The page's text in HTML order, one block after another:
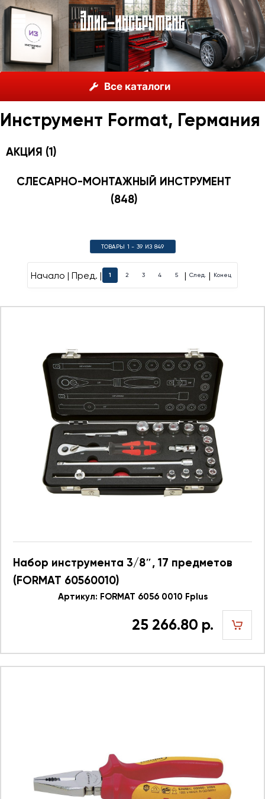
Все каталоги
Инструмент Format, Германия
Инструмент Format, Германия
АКЦИЯ (1)
СЛЕСАРНО-МОНТАЖНЫЙ ИНСТРУМЕНТ
(848)
ТОВАРЫ 1 - 39 ИЗ 849
Начало | Пред. | 1 2 3 4 5 | След. | Конец
Набор инструмента 3/8″, 17 предметов
(FORMAT 60560010)
Артикул: FORMAT 6056 0010 Fplus
25 266.80 р.